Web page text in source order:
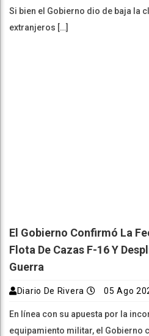
Si bien el Gobierno dio de baja la
extranjeros […]
El Gobierno Confirmó La
Flota De Cazas F-16 Y
Guerra
Diario De Rivera 05 Ago
En línea con su apuesta por la
equipamiento militar, el Gobierno